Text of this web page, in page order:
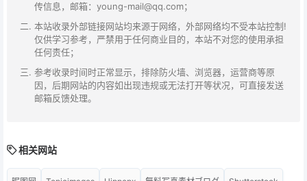
传信息，邮箱：young-mail@qq.com；
本站收录外部链接网站均来源于网络，外部网络均不受本站控制!
仅供学习参考，严禁用于任何商业目的，本站不对您的使用承担
任何责任；
参考收录时间时正常显示，排除防火墙、浏览器，运营商等原
因，后期网站的内容如出现违规或无法打开等状况，可直接发送
邮箱反馈处理。
相关网站